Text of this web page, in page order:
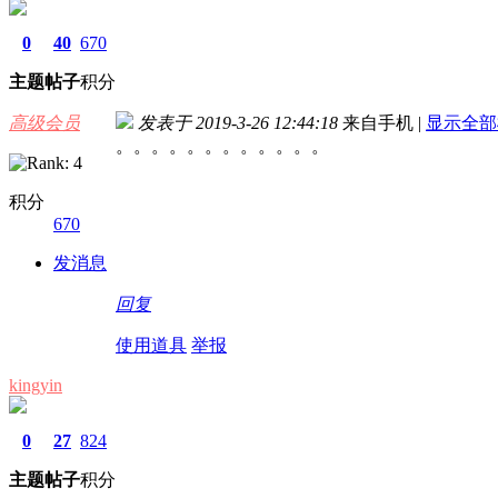
0
主题
40
帖子
670
积分
高级会员
积分
670
发消息
发表于 2019-3-26 12:44:18 来自手机 | 显示全
。。。。。。。。。。。。
回复
使用道具 举报
kingyin
0
主题
27
帖子
824
积分